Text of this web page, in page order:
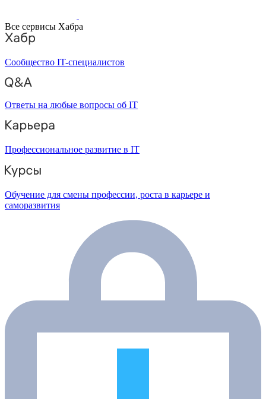
Все сервисы Хабра
Сообщество IT-специалистов
Ответы на любые вопросы об IT
Профессиональное развитие в IT
Обучение для смены профессии, роста в карьере и
саморазвития